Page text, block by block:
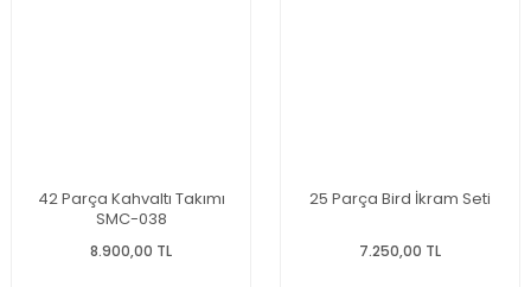
42 Parça Kahvaltı Takımı
SMC-038
8.900,00 TL
25 Parça Bird İkram Seti
7.250,00 TL